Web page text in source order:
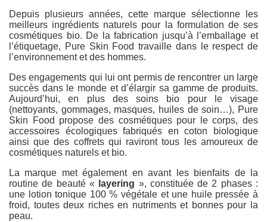
Depuis plusieurs années, cette marque sélectionne les
meilleurs ingrédients naturels pour la formulation de ses
cosmétiques bio. De la fabrication jusqu’à l’emballage et
l’étiquetage, Pure Skin Food travaille dans le respect de
l’environnement et des hommes.
Des engagements qui lui ont permis de rencontrer un large
succès dans le monde et d’élargir sa gamme de produits.
Aujourd’hui, en plus des soins bio pour le visage
(nettoyants, gommages, masques, huiles de soin…), Pure
Skin Food propose des cosmétiques pour le corps, des
accessoires écologiques fabriqués en coton biologique
ainsi que des coffrets qui raviront tous les amoureux de
cosmétiques naturels et bio.
La marque met également en avant les bienfaits de la
routine de beauté «
layering », constituée de 2 phases :
une lotion tonique 100 % végétale et une huile pressée à
froid, toutes deux riches en nutriments et bonnes pour la
peau.